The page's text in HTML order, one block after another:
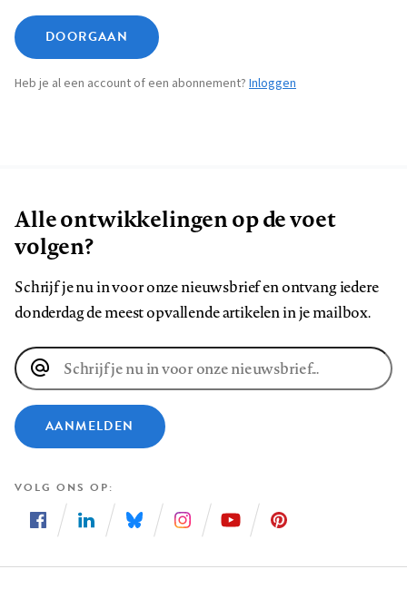
DOORGAAN
Heb je al een account of een abonnement? Inloggen
Alle ontwikkelingen op de voet
volgen?
Schrijf je nu in voor onze nieuwsbrief en ontvang iedere
donderdag de meest opvallende artikelen in je mailbox.
E-
mailadres
AANMELDEN
VOLG ONS OP
ons
ons
ons
ons
ons
ons